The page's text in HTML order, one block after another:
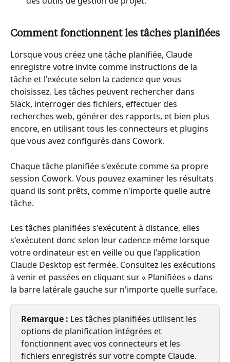
Comment fonctionnent les tâches planifiées
Lorsque vous créez une tâche planifiée, Claude
enregistre votre invite comme instructions de la
tâche et l'exécute selon la cadence que vous
choisissez. Les tâches peuvent rechercher dans
Slack, interroger des fichiers, effectuer des
recherches web, générer des rapports, et bien plus
encore, en utilisant tous les connecteurs et plugins
que vous avez configurés dans Cowork.
Chaque tâche planifiée s'exécute comme sa propre
session Cowork. Vous pouvez examiner les résultats
quand ils sont prêts, comme n'importe quelle autre
tâche.
Les tâches planifiées s'exécutent à distance, elles
s'exécutent donc selon leur cadence même lorsque
votre ordinateur est en veille ou que l'application
Claude Desktop est fermée. Consultez les exécutions
à venir et passées en cliquant sur « Planifiées » dans
la barre latérale gauche sur n'importe quelle surface.
Remarque : Les tâches planifiées utilisent les
options de planification intégrées et
fonctionnent avec vos connecteurs et les
fichiers enregistrés sur votre compte Claude.